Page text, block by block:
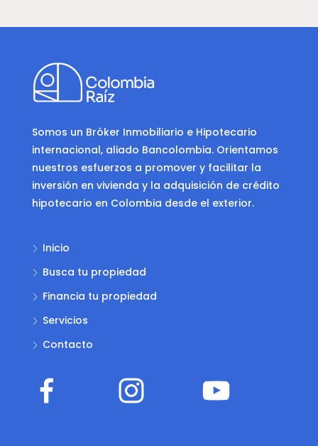
Somos un Bróker Inmobiliario e Hipotecario
internacional, aliado Bancolombia. Orientamos
nuestros esfuerzos a promover y facilitar la
inversión en vivienda y la adquisición de crédito
hipotecario en Colombia desde el exterior.
Inicio
Busca tu propiedad
Financia tu propiedad
Servicios
Contacto